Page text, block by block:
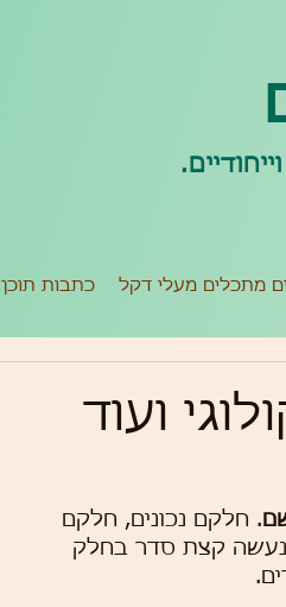
מתכלים מעלי דקל כתבות תוכן
ועוד
. חלקם נכונים, חלקם
נעשה קצת סדר בחלק